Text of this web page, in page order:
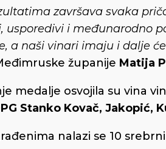
završava svaka
usporedivi i međunarodno
a naši vinari imaju i dalje
županije Matija
medalje osvojila su vina
Stanko Kovač, Jakopić,
nalazi se 10